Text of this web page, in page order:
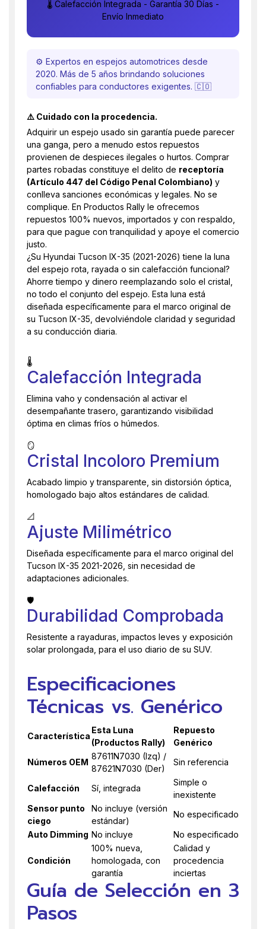
🌡️ Calefacción Integrada - Garantía 30 Días -
Envío Inmediato
⚙️ Expertos en espejos automotrices desde
2020. Más de 5 años brindando soluciones
confiables para conductores exigentes. 🇨🇴
⚠️ Cuidado con la procedencia.
Adquirir un espejo usado sin garantía puede parecer
una ganga, pero a menudo estos repuestos
provienen de despieces ilegales o hurtos. Comprar
partes robadas constituye el delito de receptoría
(Artículo 447 del Código Penal Colombiano) y
conlleva sanciones económicas y legales. No se
complique. En Productos Rally le ofrecemos
repuestos 100% nuevos, importados y con respaldo,
para que pague con tranquilidad y apoye el comercio
justo.
¿Su Hyundai Tucson IX-35 (2021-2026) tiene la luna
del espejo rota, rayada o sin calefacción funcional?
Ahorre tiempo y dinero reemplazando solo el cristal,
no todo el conjunto del espejo. Esta luna está
diseñada específicamente para el marco original de
su Tucson IX-35, devolviéndole claridad y seguridad
a su conducción diaria.
🌡️
Calefacción Integrada
Elimina vaho y condensación al activar el
desempañante trasero, garantizando visibilidad
óptima en climas fríos o húmedos.
🪞
Cristal Incoloro Premium
Acabado limpio y transparente, sin distorsión óptica,
homologado bajo altos estándares de calidad.
📐
Ajuste Milimétrico
Diseñada específicamente para el marco original del
Tucson IX-35 2021-2026, sin necesidad de
adaptaciones adicionales.
🛡️
Durabilidad Comprobada
Resistente a rayaduras, impactos leves y exposición
solar prolongada, para el uso diario de su SUV.
Especificaciones
Técnicas vs. Genérico
Característica
Esta Luna
(Productos Rally)
Repuesto
Genérico
Números OEM
87611N7030 (Izq) /
87621N7030 (Der)
Sin referencia
Calefacción Sí, integrada
Simple o
inexistente
Sensor punto
ciego
No incluye (versión
estándar)
No especificado
Auto Dimming No incluye No especificado
Condición
100% nueva,
homologada, con
garantía
Calidad y
procedencia
inciertas
Guía de Selección en 3
Pasos